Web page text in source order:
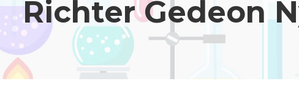
Richter Gedeon